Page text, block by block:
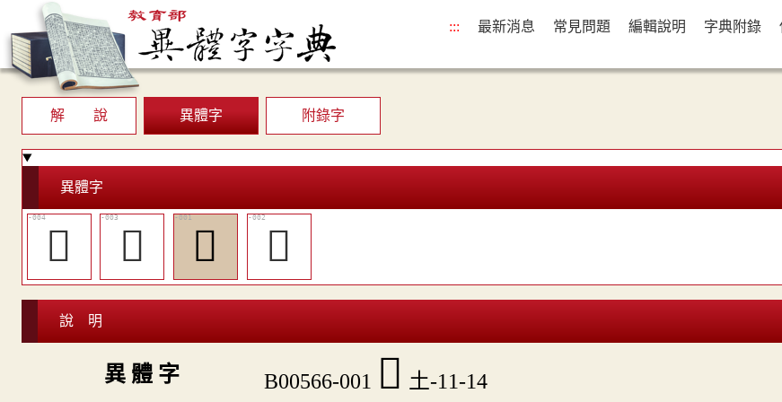
::: 最新消息 常見問題 編輯說明 字典附錄
解 說 異體字 附錄字
異體字
󷓥 󷓤 𧯧 󷓣
說 明
異 體 字 B00566-001 𧯧 土-11-14